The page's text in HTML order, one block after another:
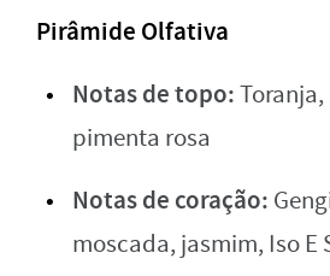
Pirâmide Olfativa
Notas de topo:
pimenta rosa
Notas de coração:
moscada, jasmim, Iso E